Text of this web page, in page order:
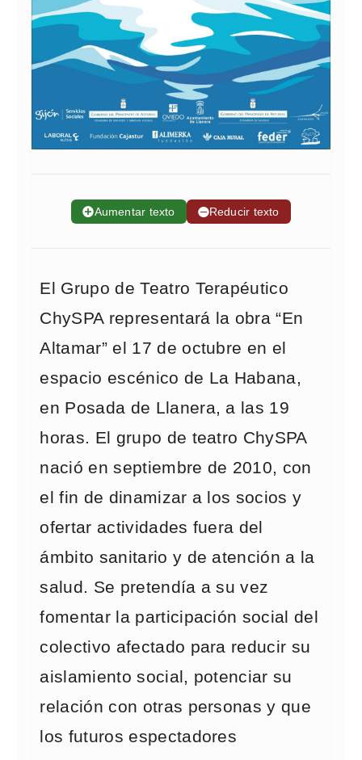
➕Aumentar texto ➖Reducir texto
El Grupo de Teatro Terapéutico
ChySPA representará la obra “En
Altamar” el 17 de octubre en el
espacio escénico de La Habana,
en Posada de Llanera, a las 19
horas. El grupo de teatro ChySPA
nació en septiembre de 2010, con
el fin de dinamizar a los socios y
ofertar actividades fuera del
ámbito sanitario y de atención a la
salud. Se pretendía a su vez
fomentar la participación social del
colectivo afectado para reducir su
aislamiento social, potenciar su
relación con otras personas y que
los futuros espectadores